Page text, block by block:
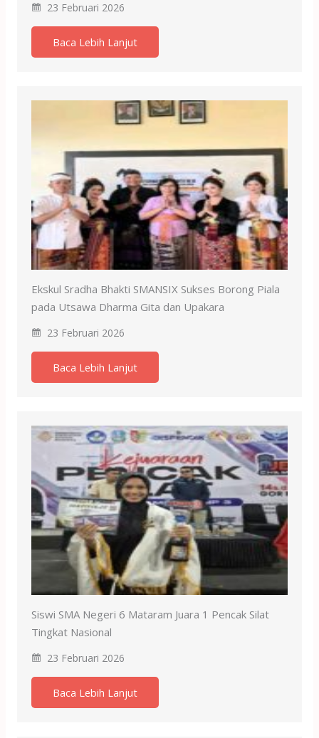
23 Februari 2026
Baca Lebih Lanjut
Ekskul Sradha Bhakti SMANSIX Sukses Borong Piala
pada Utsawa Dharma Gita dan Upakara
23 Februari 2026
Baca Lebih Lanjut
Siswi SMA Negeri 6 Mataram Juara 1 Pencak Silat
Tingkat Nasional
23 Februari 2026
Baca Lebih Lanjut